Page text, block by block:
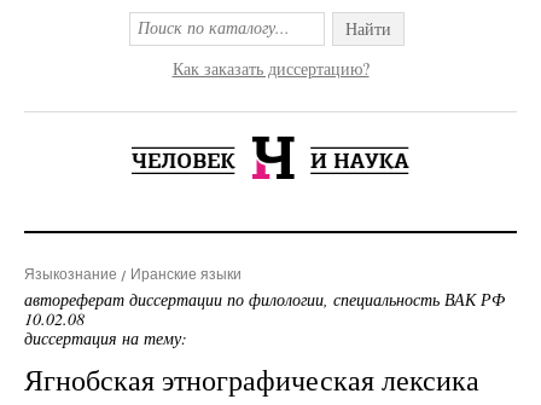
Найти
Как заказать диссертацию?
Языкознание Иранские языки
автореферат диссертации по филологии, специальность ВАК РФ
10.02.08
диссертация на тему:
Ягнобская этнографическая лексика